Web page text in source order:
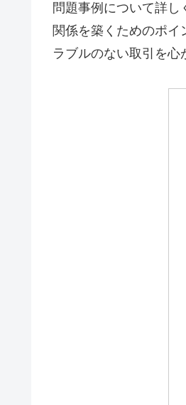
問題事例について詳
関係を築くためのポ
ラブルのない取引を心